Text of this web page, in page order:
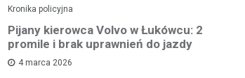
Kronika policyjna
Pijany kierowca Volvo w Łukówcu: 2
promile i brak uprawnień do jazdy
4 marca 2026